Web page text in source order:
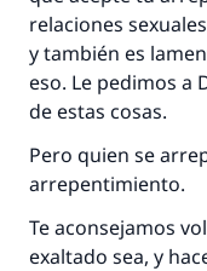
relaciones
y también es
eso. Le pedimos a
de estas cosas.
Pero quien se
arrepentimiento.
Te aconsejamos
exaltado sea, y